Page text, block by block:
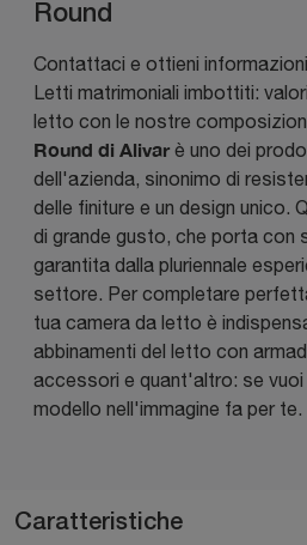
Round
Contattaci e ottieni
Letti matrimoniali imbottiti:
letto con le nostre
Round di Alivar è uno dei
dell'azienda, sinonimo di
delle finiture e un design unico.
di grande gusto, che porta con
garantita dalla pluriennale
settore. Per completare
tua camera da letto è
abbinamenti del letto con
accessori e quant'altro: se vuoi
modello nell'immagine fa per te.
Caratteristiche